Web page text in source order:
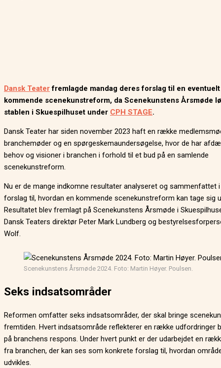
Dansk Teaterfremlagde mandag deres forslag til en eventuelt
kommende scenekunstreform, da Scenekunstens Årsmøde
stablen i Skuespilhuset under CPH STAGE.
Dansk Teater har siden november 2023 haft en række
branchemøder og en spørgeskemaundersøgelse, hvor de har
behov og visioner i branchen i forhold til et bud på en samlende
scenekunstreform.
Nu er de mange indkomne resultater analyseret og sammenfattet
forslag til, hvordan en kommende scenekunstreform kan tage sig
Resultatet blev fremlagt på Scenekunstens Årsmøde i
Dansk Teaters direktør Peter Mark Lundberg og
Wolf.
Scenekunstens Årsmøde 2024. Foto: Martin Høyer. Poulsen.
Seks indsatsområder
Reformen omfatter seks indsatsområder, der skal bringe
fremtiden. Hvert indsatsområde reflekterer en række udfordringer
på branchens respons. Under hvert punkt er der udarbejdet en
fra branchen, der kan ses som konkrete forslag til, hvordan
udvikles.